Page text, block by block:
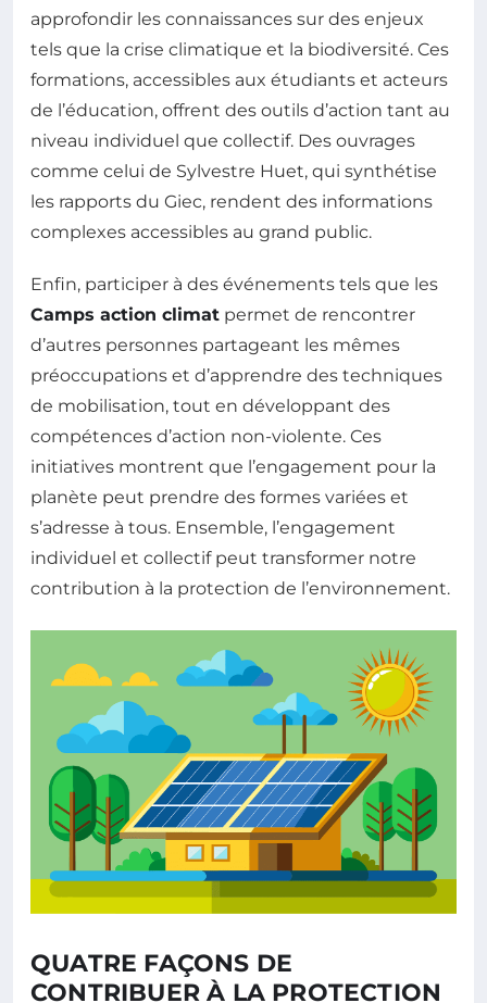
approfondir les connaissances sur des enjeux
tels que la crise climatique et la biodiversité. Ces
formations, accessibles aux étudiants et acteurs
de l’éducation, offrent des outils d’action tant au
niveau individuel que collectif. Des ouvrages
comme celui de Sylvestre Huet, qui synthétise
les rapports du Giec, rendent des informations
complexes accessibles au grand public.
Enfin, participer à des événements tels que les
Camps action climat permet de rencontrer
d’autres personnes partageant les mêmes
préoccupations et d’apprendre des techniques
de mobilisation, tout en développant des
compétences d’action non-violente. Ces
initiatives montrent que l’engagement pour la
planète peut prendre des formes variées et
s’adresse à tous. Ensemble, l’engagement
individuel et collectif peut transformer notre
contribution à la protection de l’environnement.
QUATRE FAÇONS DE
CONTRIBUER À LA PROTECTION